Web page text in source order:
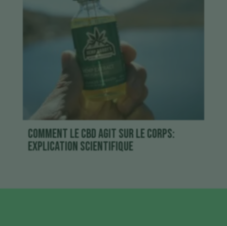
Comment le CBD agit sur le corps:
explication scientifique